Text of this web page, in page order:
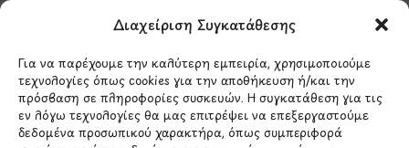
Διαχείριση Συγκατάθεσης
Για να παρέχουμε την καλύτερη εμπειρία, χρησιμοποιούμε
τεχνολογίες όπως cookies για την αποθήκευση ή/και την
πρόσβαση σε πληροφορίες συσκευών. Η συγκατάθεση για τις
εν λόγω τεχνολογίες θα μας επιτρέψει να επεξεργαστούμε
δεδομένα προσωπικού χαρακτήρα, όπως συμπεριφορά
Έχω διαβάσει και συμφωνώ με την